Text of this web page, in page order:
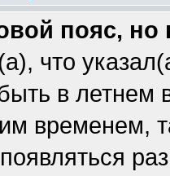
пояс,
что
в
временем,